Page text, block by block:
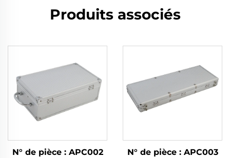
Produits associés
N° de pièce : APC002 N° de pièce : APC003